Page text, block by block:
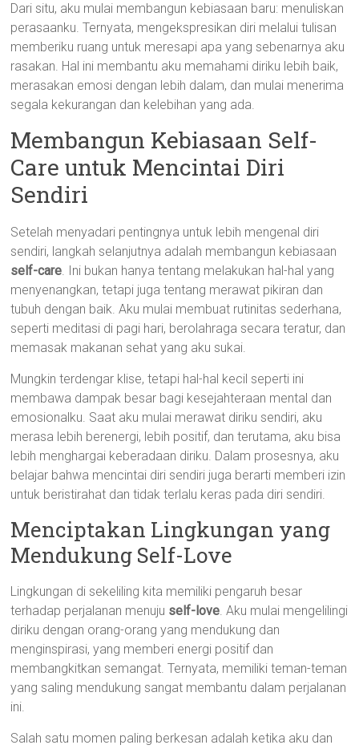
Dari situ, aku mulai membangun kebiasaan baru: menuliskan
perasaanku. Ternyata, mengekspresikan diri melalui tulisan
memberiku ruang untuk meresapi apa yang sebenarnya aku
rasakan. Hal ini membantu aku memahami diriku lebih baik,
merasakan emosi dengan lebih dalam, dan mulai menerima
segala kekurangan dan kelebihan yang ada.
Membangun Kebiasaan Self-
Care untuk Mencintai Diri
Sendiri
Setelah menyadari pentingnya untuk lebih mengenal diri
sendiri, langkah selanjutnya adalah membangun kebiasaan
self-care. Ini bukan hanya tentang melakukan hal-hal yang
menyenangkan, tetapi juga tentang merawat pikiran dan
tubuh dengan baik. Aku mulai membuat rutinitas sederhana,
seperti meditasi di pagi hari, berolahraga secara teratur, dan
memasak makanan sehat yang aku sukai.
Mungkin terdengar klise, tetapi hal-hal kecil seperti ini
membawa dampak besar bagi kesejahteraan mental dan
emosionalku. Saat aku mulai merawat diriku sendiri, aku
merasa lebih berenergi, lebih positif, dan terutama, aku bisa
lebih menghargai keberadaan diriku. Dalam prosesnya, aku
belajar bahwa mencintai diri sendiri juga berarti memberi izin
untuk beristirahat dan tidak terlalu keras pada diri sendiri.
Menciptakan Lingkungan yang
Mendukung Self-Love
Lingkungan di sekeliling kita memiliki pengaruh besar
terhadap perjalanan menuju self-love. Aku mulai mengelilingi
diriku dengan orang-orang yang mendukung dan
menginspirasi, yang memberi energi positif dan
membangkitkan semangat. Ternyata, memiliki teman-teman
yang saling mendukung sangat membantu dalam perjalanan
ini.
Salah satu momen paling berkesan adalah ketika aku dan